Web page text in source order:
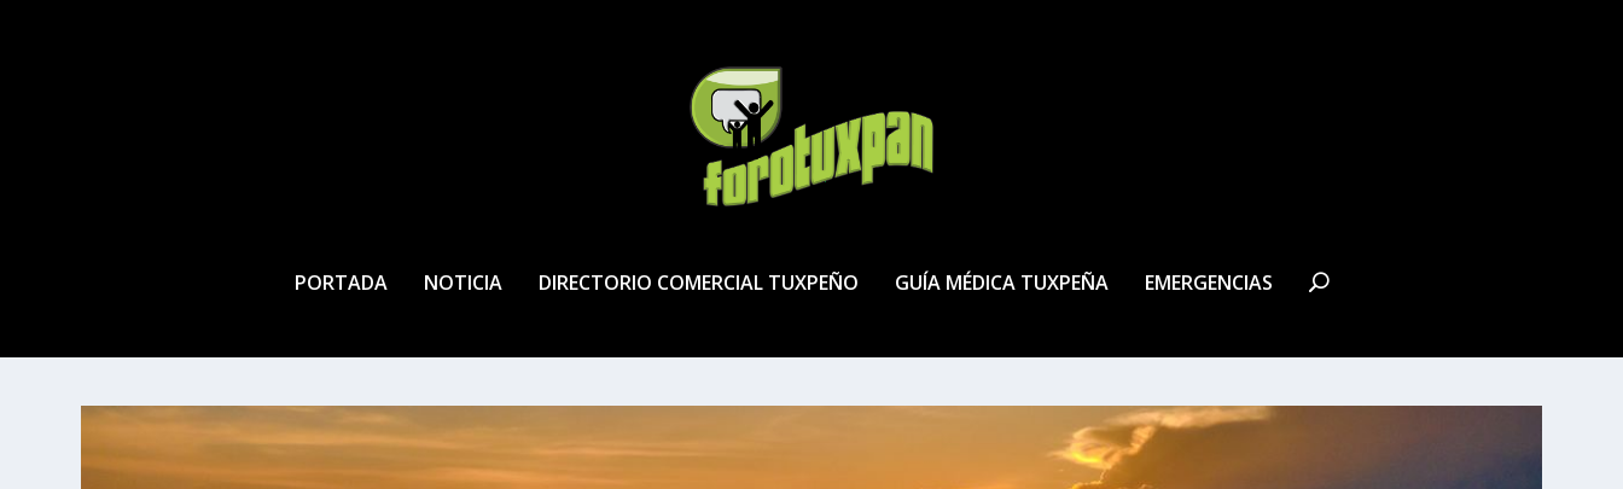
PORTADA NOTICIA DIRECTORIO COMERCIAL TUXPEÑO GUÍA MÉDICA TUXPEÑA EMERGENCIAS